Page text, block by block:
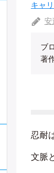
キャ
安
ブ
著
忍耐
文脈